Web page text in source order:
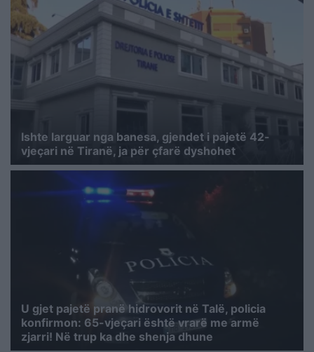
Ishte larguar nga banesa, gjendet i pajetë 42-
vjeçari në Tiranë, ja për çfarë dyshohet
U gjet pajetë pranë hidrovorit në Talë, policia
konfirmon: 65-vjeçari është vrarë me armë
zjarri! Në trup ka dhe shenja dhune